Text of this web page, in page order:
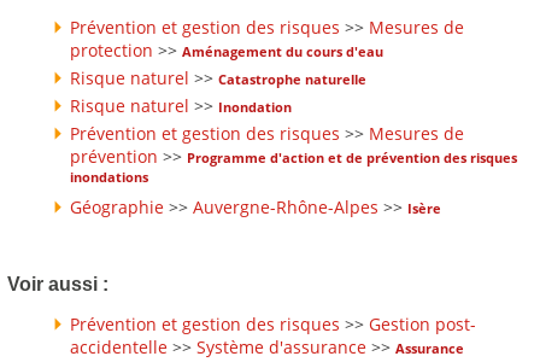
Prévention et gestion des risques >> Mesures de
protection >> Aménagement du cours d'eau
Risque naturel >> Catastrophe naturelle
Risque naturel >> Inondation
Prévention et gestion des risques >> Mesures de
prévention >> Programme d'action et de prévention des risques
inondations
Géographie >> Auvergne-Rhône-Alpes >> Isère
Voir aussi :
Prévention et gestion des risques >> Gestion post-
accidentelle >> Système d'assurance >> Assurance